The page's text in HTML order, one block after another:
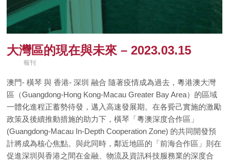
大灣區的現在與未來 – 2023.03.15
報刊
澳門- 橫琴 與 香港- 深圳 融合 隨著疫情成為過去，粵港澳大灣
區（Guangdong-Hong Kong-Macau Greater Bay Area）的區域
一體化進程正蓄勢待發，邁入高速發展期。在各䝾己實施的激勵
政策及後續推動措施的助力下，橫琴「粵澳深度合作區」
(Guangdong-Macau In-Depth Cooperation Zone) 的共同開發預
計將成為核心焦點。與此同時，鄰近地區的「前海合作區」則在
促進深圳與香港之間在金融、物流及資訊科技服務業的深度合